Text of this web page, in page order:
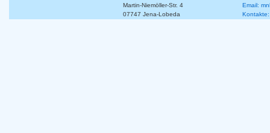
Martin-Niemöller-Str. 4
Email:
07747 Jena-Lobeda